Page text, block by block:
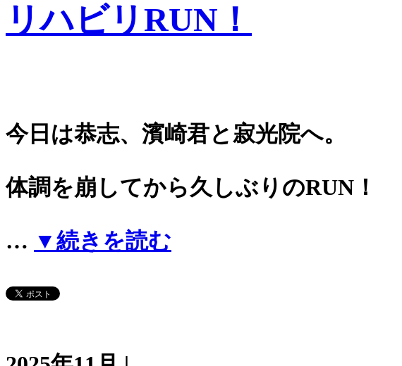
リハビリRUN！
今日は恭志、濱崎君と寂光院へ。
体調を崩してから久しぶりのRUN！
… ▼続きを読む